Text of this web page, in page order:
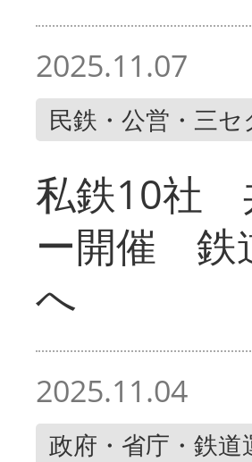
2025.11.07
民鉄・公営・三セ
私鉄10社
ー開催 鉄
へ
2025.11.04
政府・省庁・鉄道